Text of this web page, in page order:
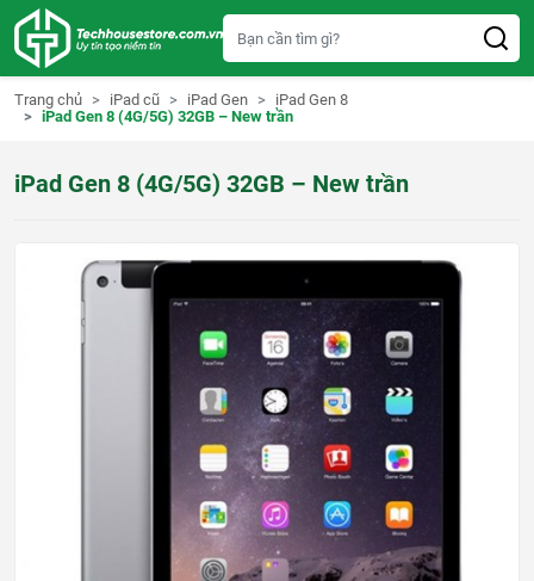
Trang chủ iPad cũ iPad Gen
iPad Gen 8
iPad Gen 8 (4G/5G) 32GB – New trần
iPad Gen 8 (4G/5G) 32GB – New trần